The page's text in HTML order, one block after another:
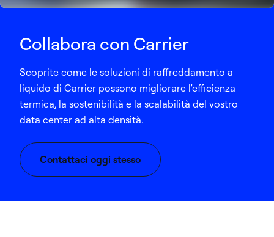
Collabora con Carrier
Scoprite come le soluzioni di raffreddamento a
liquido di Carrier possono migliorare l'efficienza
termica, la sostenibilità e la scalabilità del vostro
data center ad alta densità.
Contattaci oggi stesso